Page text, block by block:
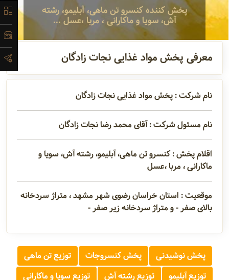
پخش کننده کنسرو تن ماهی، آبلیمو، رشته
آش، سویا و ماکارانی ، مربا ،عسل ... آدرس و
اطلاعات
تماس
مدیران و
مسئولین
گالری
سابقه
شرکت
معرفی پخش مواد غذایی نجات زادگان
نام شرکت : پخش مواد غذایی نجات زادگان
نام مسئول شرکت : آقای محمد رضا نجات زادگان
اقلام پخش : کنسرو تن ماهی، آبلیمو، رشته آش، سویا و
ماکارانی ، مربا ،عسل
موقعیت : استان خراسان رضوی شهر مشهد ، متراژ سردخانه
بالای صفر - و متراژ سردخانه زیر صفر -
پخش نوشیدنی پخش کنسروجات
توزیع تن ماهی
توزیع آبلیمو
توزیع رشته آش توزیع سویا و ماکارانی